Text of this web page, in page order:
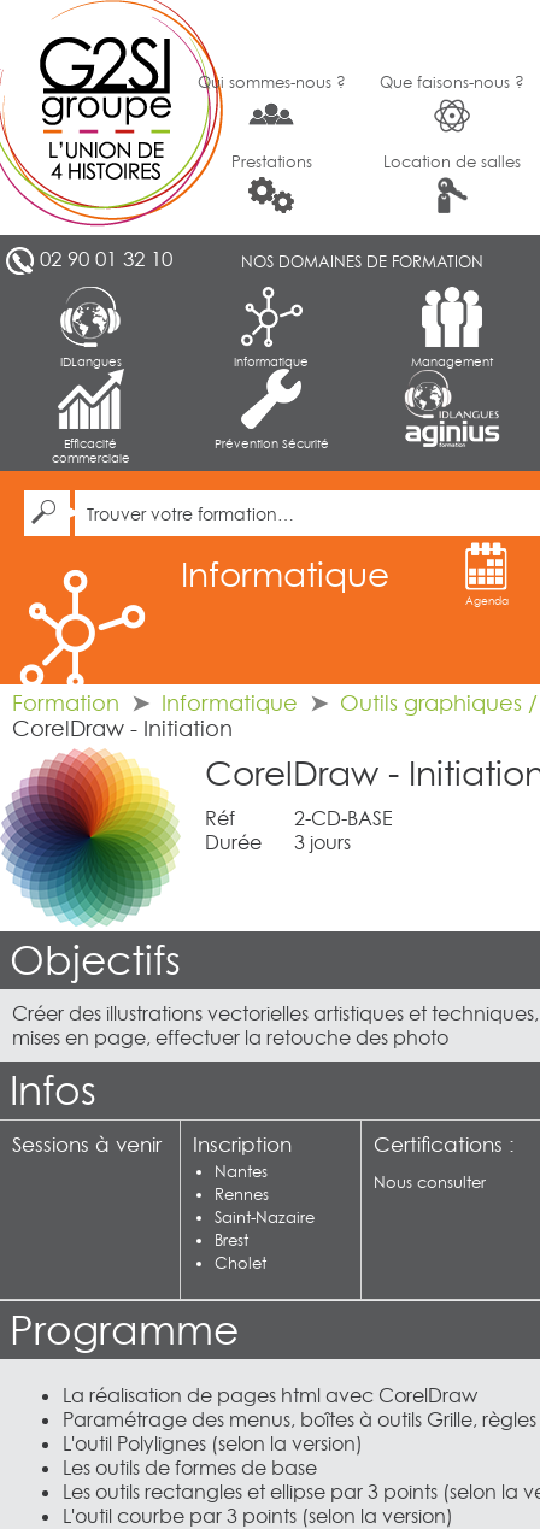
Qui sommes-nous ? Que faisons-nous ?
Prestations Location de salles
02 90 01 32 10 NOS DOMAINES DE FORMATION
IDLangues Informatique Management
Efficacité
commerciale
Prévention Sécurité
Informatique
Agenda
Formation Informatique
Outils graphiques
CorelDraw - Initiation
CorelDraw -
Réf
2-CD-BASE
Durée
3 jours
Objectifs
Créer des illustrations vectorielles artistiques et
mises en page, effectuer la retouche des photo
Infos
Sessions à venir Inscription
Nantes
Rennes
Saint-Nazaire
Brest
Cholet
Certifications :
Nous consulter
Programme
La réalisation de pages html avec CorelDraw
Paramétrage des menus, boîtes à outils Grille,
L'outil Polylignes (selon la version)
Les outils de formes de base
Les outils rectangles et ellipse par 3 points (selon la
L'outil courbe par 3 points (selon la version)